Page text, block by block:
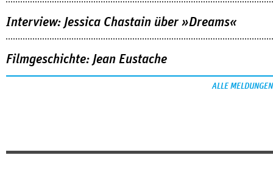
Interview: Jessica Chastain über »Dreams«
Filmgeschichte: Jean Eustache
ALLE MELDUNGEN